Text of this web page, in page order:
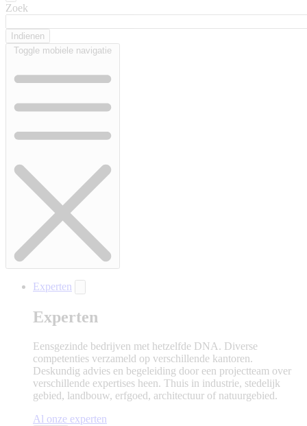
Zoek
Toggle mobiele navigatie
Experten
Experten
Eensgezinde bedrijven met hetzelfde DNA. Diverse
competenties verzameld op verschillende kantoren.
Deskundig advies en begeleiding door een projectteam over
verschillende expertises heen. Thuis in industrie, stedelijk
gebied, landbouw, erfgoed, architectuur of natuurgebied.
Al onze experten